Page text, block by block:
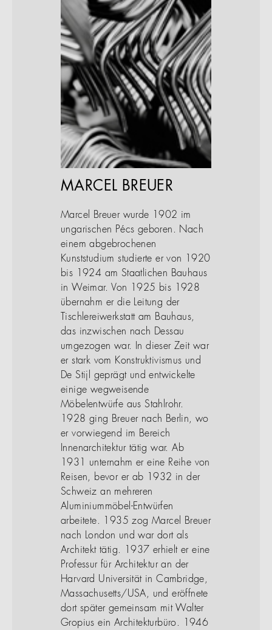
MARCEL BREUER
Marcel Breuer wurde 1902 im
ungarischen Pécs geboren. Nach
einem abgebrochenen
Kunststudium studierte er von 1920
bis 1924 am Staatlichen Bauhaus
in Weimar. Von 1925 bis 1928
übernahm er die Leitung der
Tischlereiwerkstatt am Bauhaus,
das inzwischen nach Dessau
umgezogen war. In dieser Zeit war
er stark vom Konstruktivismus und
De Stijl geprägt und entwickelte
einige wegweisende
Möbelentwürfe aus Stahlrohr.
1928 ging Breuer nach Berlin, wo
er vorwiegend im Bereich
Innenarchitektur tätig war. Ab
1931 unternahm er eine Reihe von
Reisen, bevor er ab 1932 in der
Schweiz an mehreren
Aluminiummöbel-Entwürfen
arbeitete. 1935 zog Marcel Breuer
nach London und war dort als
Architekt tätig. 1937 erhielt er eine
Professur für Architektur an der
Harvard Universität in Cambridge,
Massachusetts/USA, und eröffnete
dort später gemeinsam mit Walter
Gropius ein Architekturbüro. 1946